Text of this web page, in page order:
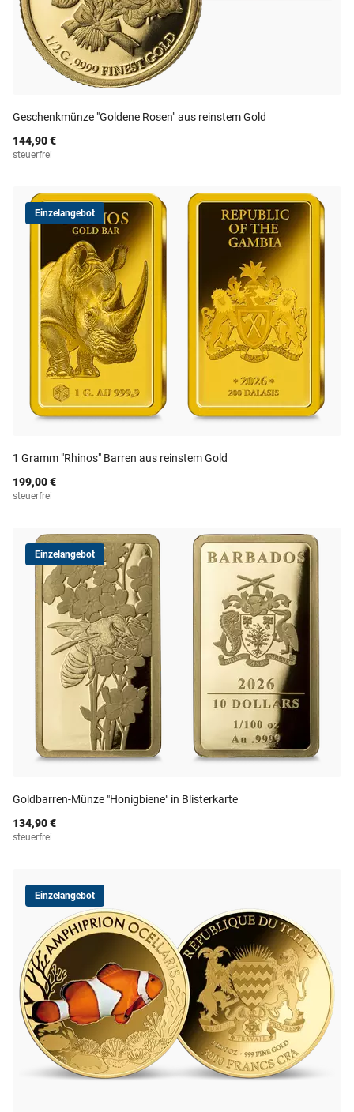
Geschenkmünze "Goldene Rosen" aus reinstem Gold
144,90 €
steuerfrei
Einzelangebot
1 Gramm "Rhinos" Barren aus reinstem Gold
199,00 €
steuerfrei
Einzelangebot
Goldbarren-Münze "Honigbiene" in Blisterkarte
134,90 €
steuerfrei
Einzelangebot